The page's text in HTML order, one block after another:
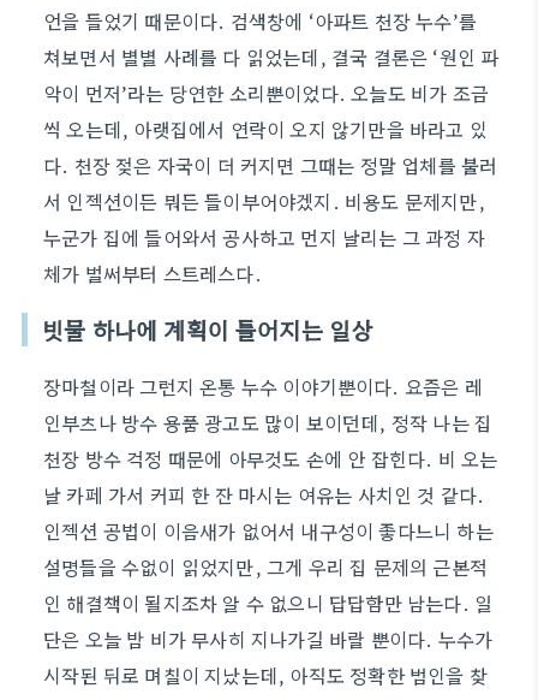
언을 들었기 때문이다. 검색창에 ‘아파트 천장 누수’를
쳐보면서 별별 사례를 다 읽었는데, 결국 결론은 ‘원인 파
악이 먼저’라는 당연한 소리뿐이었다. 오늘도 비가 조금
씩 오는데, 아랫집에서 연락이 오지 않기만을 바라고 있
다. 천장 젖은 자국이 더 커지면 그때는 정말 업체를 불러
서 인젝션이든 뭐든 들이부어야겠지. 비용도 문제지만,
누군가 집에 들어와서 공사하고 먼지 날리는 그 과정 자
체가 벌써부터 스트레스다.
빗물 하나에 계획이 틀어지는 일상
장마철이라 그런지 온통 누수 이야기뿐이다. 요즘은 레
인부츠나 방수 용품 광고도 많이 보이던데, 정작 나는 집
천장 방수 걱정 때문에 아무것도 손에 안 잡힌다. 비 오는
날 카페 가서 커피 한 잔 마시는 여유는 사치인 것 같다.
인젝션 공법이 이음새가 없어서 내구성이 좋다느니 하는
설명들을 수없이 읽었지만, 그게 우리 집 문제의 근본적
인 해결책이 될지조차 알 수 없으니 답답함만 남는다. 일
단은 오늘 밤 비가 무사히 지나가길 바랄 뿐이다. 누수가
시작된 뒤로 며칠이 지났는데, 아직도 정확한 범인을 찾